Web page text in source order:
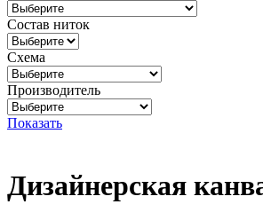
Состав ниток
Схема
Производитель
Показать
Дизайнерская